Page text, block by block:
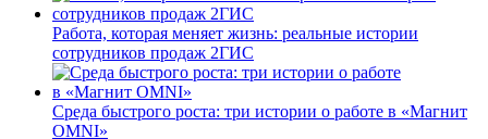
Работа, которая меняет жизнь: реальные истории
сотрудников продаж 2ГИС
Среда быстрого роста: три истории о работе в «Магнит
OMNI»